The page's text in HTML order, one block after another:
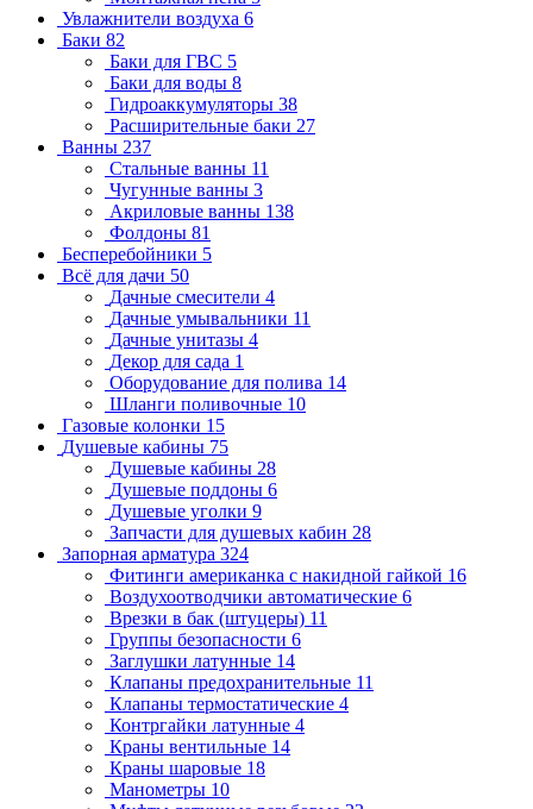
Увлажнители воздуха 6
Баки 82
Баки для ГВС 5
Баки для воды 8
Гидроаккумуляторы 38
Расширительные баки 27
Ванны 237
Стальные ванны 11
Чугунные ванны 3
Акриловые ванны 138
Фолдоны 81
Бесперебойники 5
Всё для дачи 50
Дачные смесители 4
Дачные умывальники 11
Дачные унитазы 4
Декор для сада 1
Оборудование для полива 14
Шланги поливочные 10
Газовые колонки 15
Душевые кабины 75
Душевые кабины 28
Душевые поддоны 6
Душевые уголки 9
Запчасти для душевых кабин 28
Запорная арматура 324
Фитинги американка с накидной гайкой 16
Воздухоотводчики автоматические 6
Врезки в бак (штуцеры) 11
Группы безопасности 6
Заглушки латунные 14
Клапаны предохранительные 11
Клапаны термостатические 4
Контргайки латунные 4
Краны вентильные 14
Краны шаровые 18
Манометры 10